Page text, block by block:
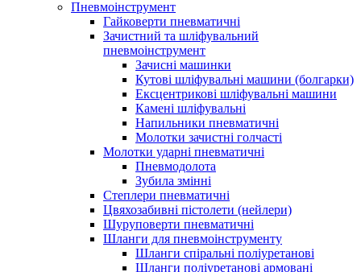
Пневмоінструмент
Гайковерти пневматичні
Зачистний та шліфувальний
пневмоінструмент
Зачисні машинки
Кутові шліфувальні машини (болгарки)
Ексцентрикові шліфувальні машини
Камені шліфувальні
Напильники пневматичні
Молотки зачистні голчасті
Молотки ударні пневматичні
Пневмодолота
Зубила змінні
Степлери пневматичні
Цвяхозабивні пістолети (нейлери)
Шуруповерти пневматичні
Шланги для пневмоінструменту
Шланги спіральні поліуретанові
Шланги поліуретанові армовані